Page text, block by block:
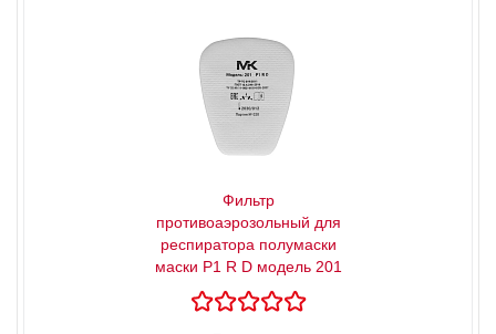
Фильтр
противоаэрозольный для
респиратора полумаски
маски Р1 R D модель 201